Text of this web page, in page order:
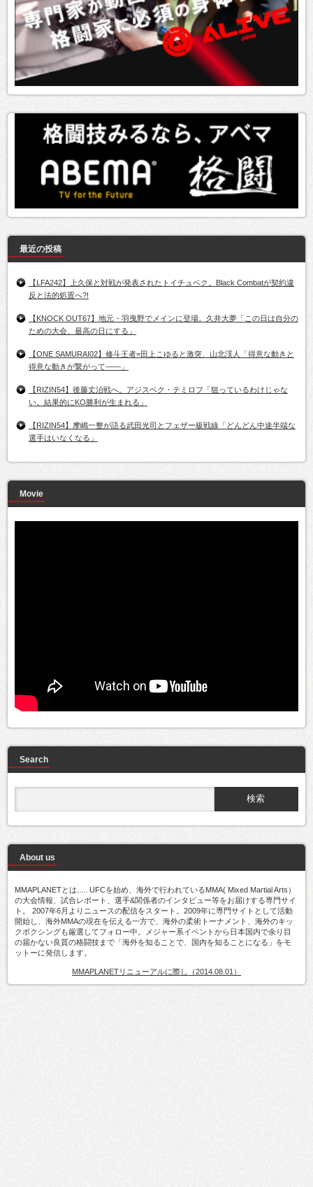
最近の投稿
【LFA242】上久保と対戦が発表されたトイチュベク。Black Combatが契約違
反と法的処置へ?!
【KNOCK OUT67】地元・羽曳野でメインに登場。久井大夢「この日は自分の
ための大会、最高の日にする」
【ONE SAMURAI02】修斗王者=田上こゆると激突、山北渓人「得意な動きと
得意な動きが繋がって――」
【RIZIN54】後藤丈治戦へ。アジスベク・テミロフ「狙っているわけじゃな
い。結果的にKO勝利が生まれる」
【RIZIN54】摩嶋一整が語る武田光司とフェザー級戦線「どんどん中途半端な
選手はいなくなる」
Movie
Search
About us
MMAPLANETとは..... UFCを始め、海外で行われているMMA( Mixed Martial Arts）
の大会情報、試合レポート、選手&関係者のインタビュー等をお届けする専門サイ
ト。 2007年6月よりニュースの配信をスタート。2009年に専門サイトとして活動
開始し、海外MMAの現在を伝える一方で、海外の柔術トーナメント、海外のキッ
クボクシングも厳選してフォロー中。メジャー系イベントから日本国内で余り目
の届かない良質の格闘技まで「海外を知ることで、国内を知ることになる」をモ
ットーに発信します。
MMAPLANETリニューアルに際し（2014.08.01）